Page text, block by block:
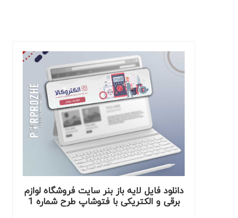
دانلود فایل لایه باز بنر سایت فروشگاه لوازم
برقی و الکتریکی با فتوشاپ طرح شماره 1